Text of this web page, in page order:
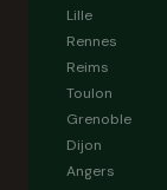
Lille
Rennes
Reims
Toulon
Grenoble
Dijon
Angers